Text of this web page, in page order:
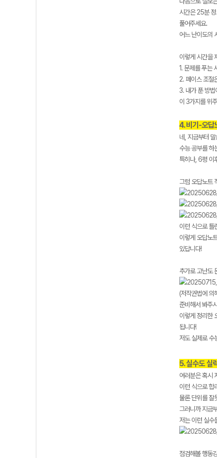
시간은 25분 정
풀어주세요.
어느 난이도의
이렇게 시간을
1. 문제를 푸는
2. 페이스 조절
3. 내가 푼 방법
이 3가지를 위
4. 비기-오답
네, 지금부터
수능 공부를 하
특히나, 6평 이
그럼 오답노트
이런 식으로 틀
이렇게 오답노
있답니다!
추가로 고난도
(저작권법에
준비해서 봐주
이렇게 정리한
됩니다!
저도 실제로 수
5. 실수도 실
여러분은 혹시
이런 식으로 합
물론 단위를 잘
그러니까 지금
저는 이런 실수
점검해볼 행동